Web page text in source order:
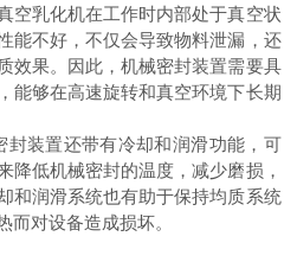
空乳化机在工作时内部处于真空状
能不好，不仅会导致物料泄漏，还
效果。因此，机械密封装置需要具
能够在高速旋转和真空环境下长期
封装置还带有冷却和润滑功能，可
降低机械密封的温度，减少磨损，
和润滑系统也有助于保持均质系统
而对设备造成损坏。